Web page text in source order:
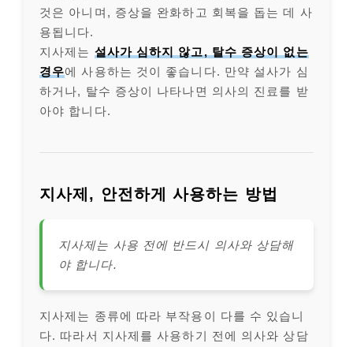
것은 아니며, 증상을 완화하고 회복을 돕는 데 사
용됩니다.
지사제는 설사가 심하지 않고, 탈수 증상이 없는
경우에 사용하는 것이 좋습니다. 만약 설사가 심
하거나, 탈수 증상이 나타나면 의사의 진료를 받
아야 합니다.
지사제, 안전하게 사용하는 방법
지사제는 사용 전에 반드시 의사와 상담해
야 합니다.
지사제는 종류에 따라 부작용이 다를 수 있습니
다. 따라서 지사제를 사용하기 전에 의사와 상담